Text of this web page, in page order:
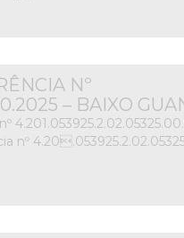
Nº
– BAIXO
nº